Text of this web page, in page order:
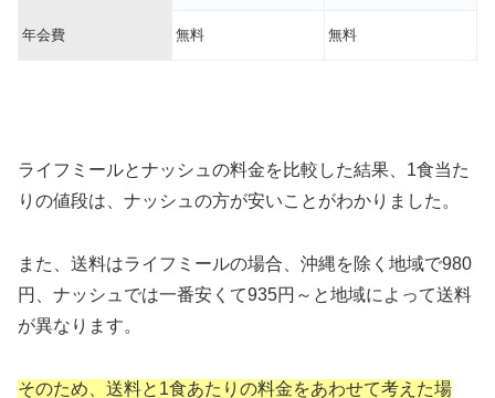
年会費 無料 無料
ライフミールとナッシュの料金を比較した結果、1食当た
りの値段は、ナッシュの方が安いことがわかりました。
また、送料はライフミールの場合、沖縄を除く地域で980
円、ナッシュでは一番安くて935円～と地域によって送料
が異なります。
そのため、送料と1食あたりの料金をあわせて考えた場